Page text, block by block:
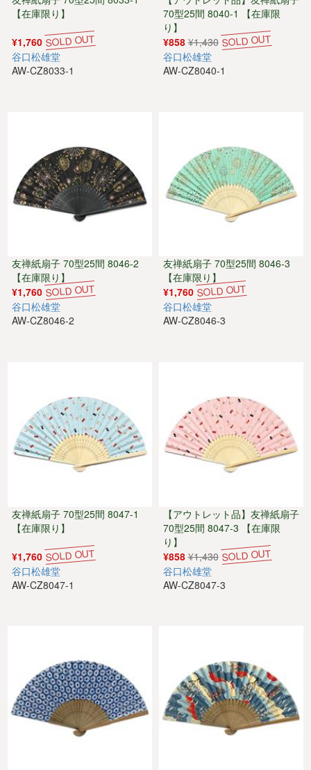
【在庫限り】
¥1,760
谷口松雄堂
AW-CZ8033-1
70型25間 8040-1 【在庫限
り】
¥858 ¥1,430
谷口松雄堂
AW-CZ8040-1
友禅紙扇子 70型25間 8046-2
【在庫限り】
¥1,760
谷口松雄堂
AW-CZ8046-2
友禅紙扇子 70型25間 8046-3
【在庫限り】
¥1,760
谷口松雄堂
AW-CZ8046-3
友禅紙扇子 70型25間 8047-1
【在庫限り】
¥1,760
谷口松雄堂
AW-CZ8047-1
【アウトレット品】友禅紙扇子
70型25間 8047-3 【在庫限
り】
¥858 ¥1,430
谷口松雄堂
AW-CZ8047-3